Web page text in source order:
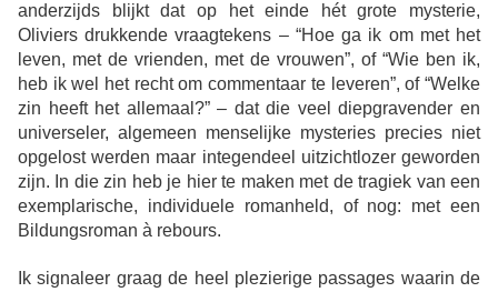
anderzijds blijkt dat op het einde hét grote mysterie,
Oliviers drukkende vraagtekens – “Hoe ga ik om met het
leven, met de vrienden, met de vrouwen”, of “Wie ben ik,
heb ik wel het recht om commentaar te leveren”, of “Welke
zin heeft het allemaal?” – dat die veel diepgravender en
universeler, algemeen menselijke mysteries precies niet
opgelost werden maar integendeel uitzichtlozer geworden
zijn. In die zin heb je hier te maken met de tragiek van een
exemplarische, individuele romanheld, of nog: met een
Bildungsroman à rebours.
Ik signaleer graag de heel plezierige passages waarin de